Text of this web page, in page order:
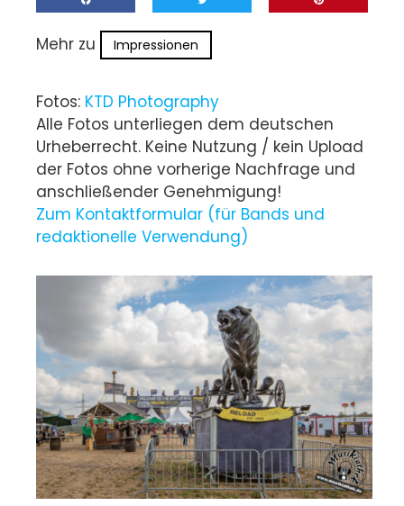
Mehr zu Impressionen
Fotos: KTD Photography
Alle Fotos unterliegen dem deutschen
Urheberrecht. Keine Nutzung / kein Upload
der Fotos ohne vorherige Nachfrage und
anschließender Genehmigung!
Zum Kontaktformular (für Bands und
redaktionelle Verwendung)